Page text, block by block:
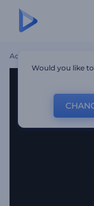
Accueil
Would you like